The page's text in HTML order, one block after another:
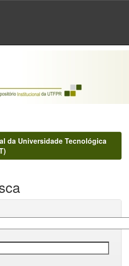
da Universidade Tecnológica